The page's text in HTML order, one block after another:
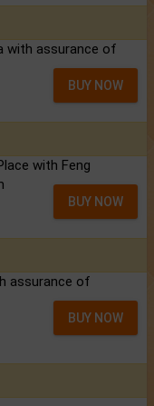
with assurance of
BUY NOW
with Feng
BUY NOW
assurance of
BUY NOW